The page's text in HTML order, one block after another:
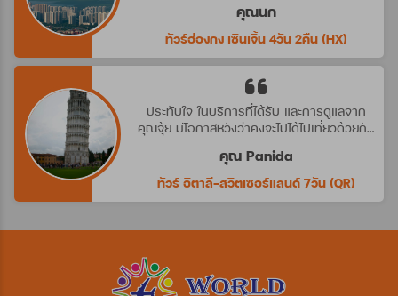
บริษัทนี้อีกค่ะ
คุณนก
ทัวร์ฮ่องกง เซินเจิ้น 4วัน 2คืน (HX)
ประทับใจ ในบริการที่ได้รับ และการดูแลจาก
คุณจุ้ย มีโอกาสหวังว่าคงจะไปได้ไปเที่ยวด้วยกัน
คุณ Panida
ทัวร์ อิตาลี-สวิตเซอร์แลนด์ 7วัน (QR)